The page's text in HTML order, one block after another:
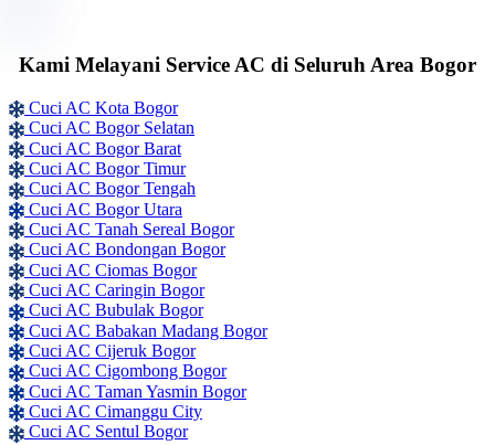
Kami Melayani Service AC di Seluruh Area Bogor
Cuci AC Kota Bogor
Cuci AC Bogor Selatan
Cuci AC Bogor Barat
Cuci AC Bogor Timur
Cuci AC Bogor Tengah
Cuci AC Bogor Utara
Cuci AC Tanah Sereal Bogor
Cuci AC Bondongan Bogor
Cuci AC Ciomas Bogor
Cuci AC Caringin Bogor
Cuci AC Bubulak Bogor
Cuci AC Babakan Madang Bogor
Cuci AC Cijeruk Bogor
Cuci AC Cigombong Bogor
Cuci AC Taman Yasmin Bogor
Cuci AC Cimanggu City
Cuci AC Sentul Bogor